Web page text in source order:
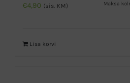
€4,90 (sis. KM) Maksa
Lisa korvi